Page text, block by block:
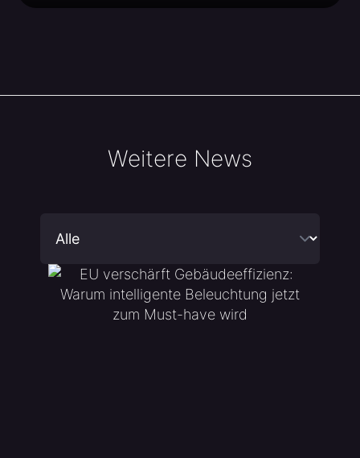
Weitere News